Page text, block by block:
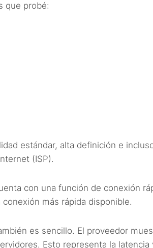
que probé:
estándar, alta definición e
(ISP).
con una función de conexión
más rápida disponible.
es sencillo. El proveedor
Esto representa la latencia